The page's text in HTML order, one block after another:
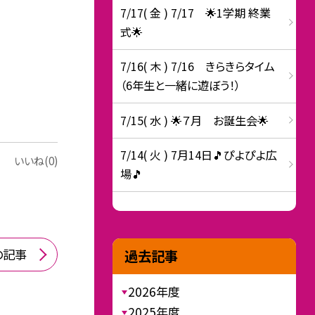
いいね(0)
事
7/17( 金 ) 7/17 🌟1学期 終業
式🌟
7/16( 木 ) 7/16 きらきらタイム
（6年生と一緒に遊ぼう！）
7/15( 水 ) 🌟７月 お誕生会🌟
7/14( 火 ) 7月14日🎵ぴよぴよ広
場🎵
過去記事
2026年度